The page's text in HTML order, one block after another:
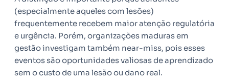
(especialmente aqueles com lesões)
frequentemente recebem maior atenção regulatória
e urgência. Porém, organizações maduras em
gestão investigam também near-miss, pois esses
eventos são oportunidades valiosas de aprendizado
sem o custo de uma lesão ou dano real.